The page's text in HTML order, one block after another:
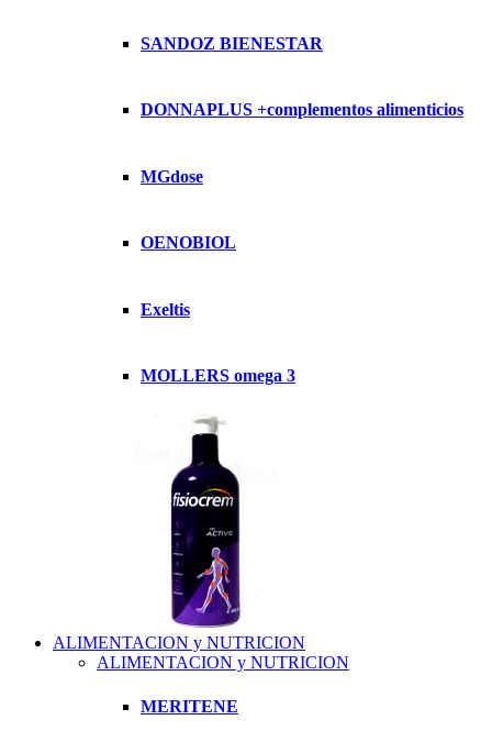
SANDOZ BIENESTAR
DONNAPLUS +complementos alimenticios
MGdose
OENOBIOL
Exeltis
MOLLERS omega 3
ALIMENTACION y NUTRICION
ALIMENTACION y NUTRICION
MERITENE